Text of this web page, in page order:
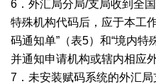
6．外汇局分局/支局收到全
特殊机构代码后，应于本工
码通知单”（表5）和“境内特
并通知申请机构或辖内相应
7．未安装赋码系统的外汇